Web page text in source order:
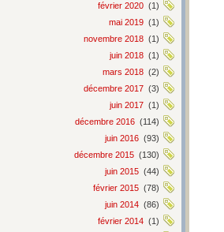
février 2020 (1)
mai 2019 (1)
novembre 2018 (1)
juin 2018 (1)
mars 2018 (2)
décembre 2017 (3)
juin 2017 (1)
décembre 2016 (114)
juin 2016 (93)
décembre 2015 (130)
juin 2015 (44)
février 2015 (78)
juin 2014 (86)
février 2014 (1)